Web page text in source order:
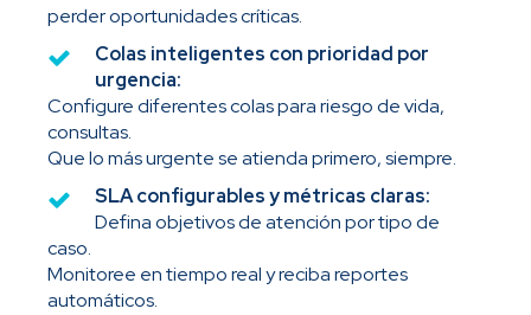
perder oportunidades críticas.
Colas inteligentes con prioridad por
urgencia:
Configure diferentes colas para riesgo de vida,
consultas.
Que lo más urgente se atienda primero, siempre.
SLA configurables y métricas claras:
Defina objetivos de atención por tipo de
caso.
Monitoree en tiempo real y reciba reportes
automáticos.